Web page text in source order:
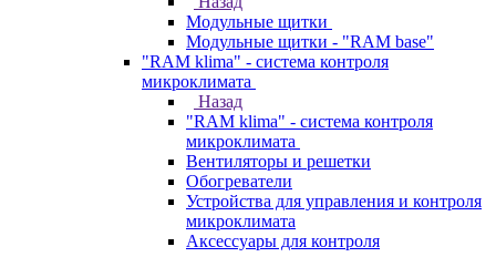
Модульные щитки
Модульные щитки - "RAM base"
"RAM klima" - система контроля
микроклимата
Назад
"RAM klima" - система контроля
микроклимата
Вентиляторы и решетки
Обогреватели
Устройства для управления и контроля
микроклимата
Аксессуары для контроля